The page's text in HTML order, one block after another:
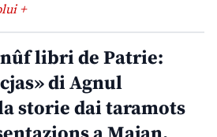
+
libri de Patrie:
di Agnul
storie dai taramots